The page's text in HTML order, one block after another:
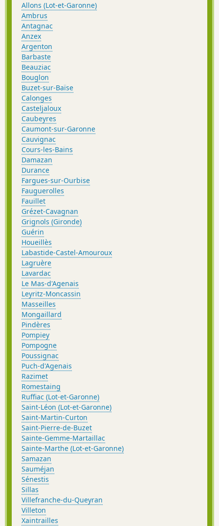
Allons (Lot-et-Garonne)
Ambrus
Antagnac
Anzex
Argenton
Barbaste
Beauziac
Bouglon
Buzet-sur-Baïse
Calonges
Casteljaloux
Caubeyres
Caumont-sur-Garonne
Cauvignac
Cours-les-Bains
Damazan
Durance
Fargues-sur-Ourbise
Fauguerolles
Fauillet
Grézet-Cavagnan
Grignols (Gironde)
Guérin
Houeillès
Labastide-Castel-Amouroux
Lagruère
Lavardac
Le Mas-d'Agenais
Leyritz-Moncassin
Masseilles
Mongaillard
Pindères
Pompiey
Pompogne
Poussignac
Puch-d'Agenais
Razimet
Romestaing
Ruffiac (Lot-et-Garonne)
Saint-Léon (Lot-et-Garonne)
Saint-Martin-Curton
Saint-Pierre-de-Buzet
Sainte-Gemme-Martaillac
Sainte-Marthe (Lot-et-Garonne)
Samazan
Sauméjan
Sénestis
Sillas
Villefranche-du-Queyran
Villeton
Xaintrailles